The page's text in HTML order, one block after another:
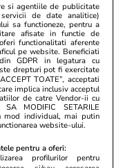
09:09
si agentiile de publicitate
de date analitice)
sa functioneze, pentru a
afisate in functie de
functionalitati aferente
pe website. Beneficiati
GDPR in legatura cu
drepturi pot fi exercitate
TOATE”, acceptati
implica inclusiv acceptul
de catre Vendor-ii cu
MODIFIC SETARILE
mod individual, mai putin
website-ului.
pentru a oferi:
profilurilor pentru